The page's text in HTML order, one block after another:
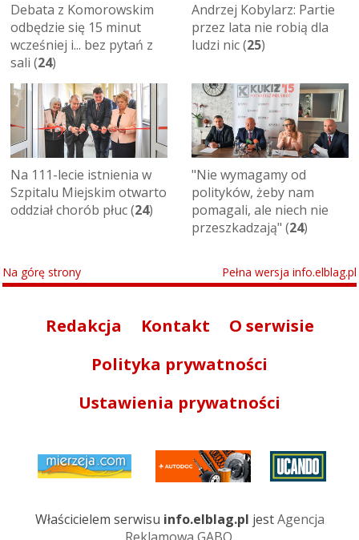
Debata z Komorowskim
odbędzie się 15 minut
wcześniej i... bez pytań z
sali (24)
Andrzej Kobylarz: Partie
przez lata nie robią dla
ludzi nic (25)
Na 111-lecie istnienia w
Szpitalu Miejskim otwarto
oddział chorób płuc (24)
"Nie wymagamy od
polityków, żeby nam
pomagali, ale niech nie
przeszkadzają" (24)
Na górę strony Pełna wersja info.elblag.pl
Redakcja Kontakt
O serwisie
Polityka prywatności
Ustawienia prywatności
Właścicielem serwisu info.elblag.pl jestAgencja